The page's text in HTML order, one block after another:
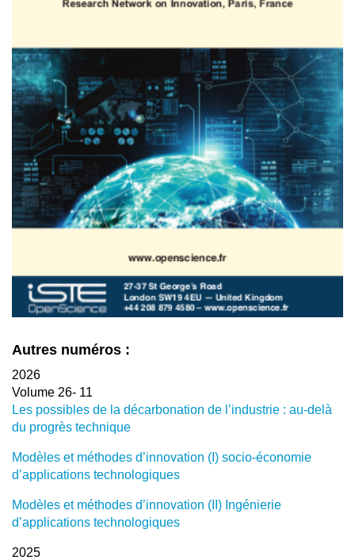
Autres numéros :
2026
Volume 26- 11
Les possibles de la décarbonation de l’industrie : au-delà
du progrès technique
Modèles et méthodes d’innovation (I) socio-économie
d’applications technologiques
Modèles et méthodes d’innovation (II) Ingénierie
d’applications technologiques
2025